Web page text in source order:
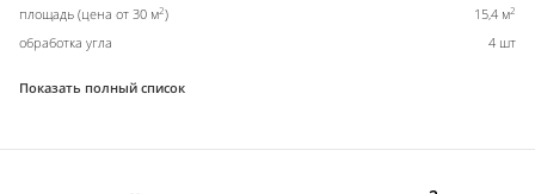
площадь (цена от 30 м2) 15,4 м2
обработка угла 4 шт
Показать полный список